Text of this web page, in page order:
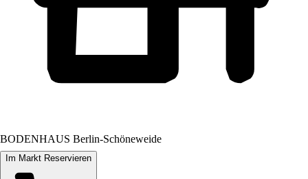
BODENHAUS Berlin-Schöneweide
Im Markt Reservieren